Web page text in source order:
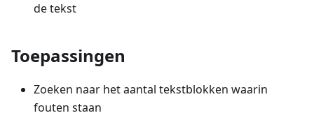
de tekst
Toepassingen
Zoeken naar het aantal tekstblokken waarin
fouten staan